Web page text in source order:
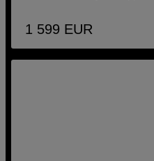
1 599 EUR